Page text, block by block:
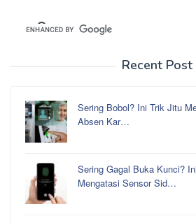
Recent Post
Sering Bobol? Ini Trik Jitu
Absen Kar…
Sering Gagal Buka Kunci?
Mengatasi Sensor Sid…